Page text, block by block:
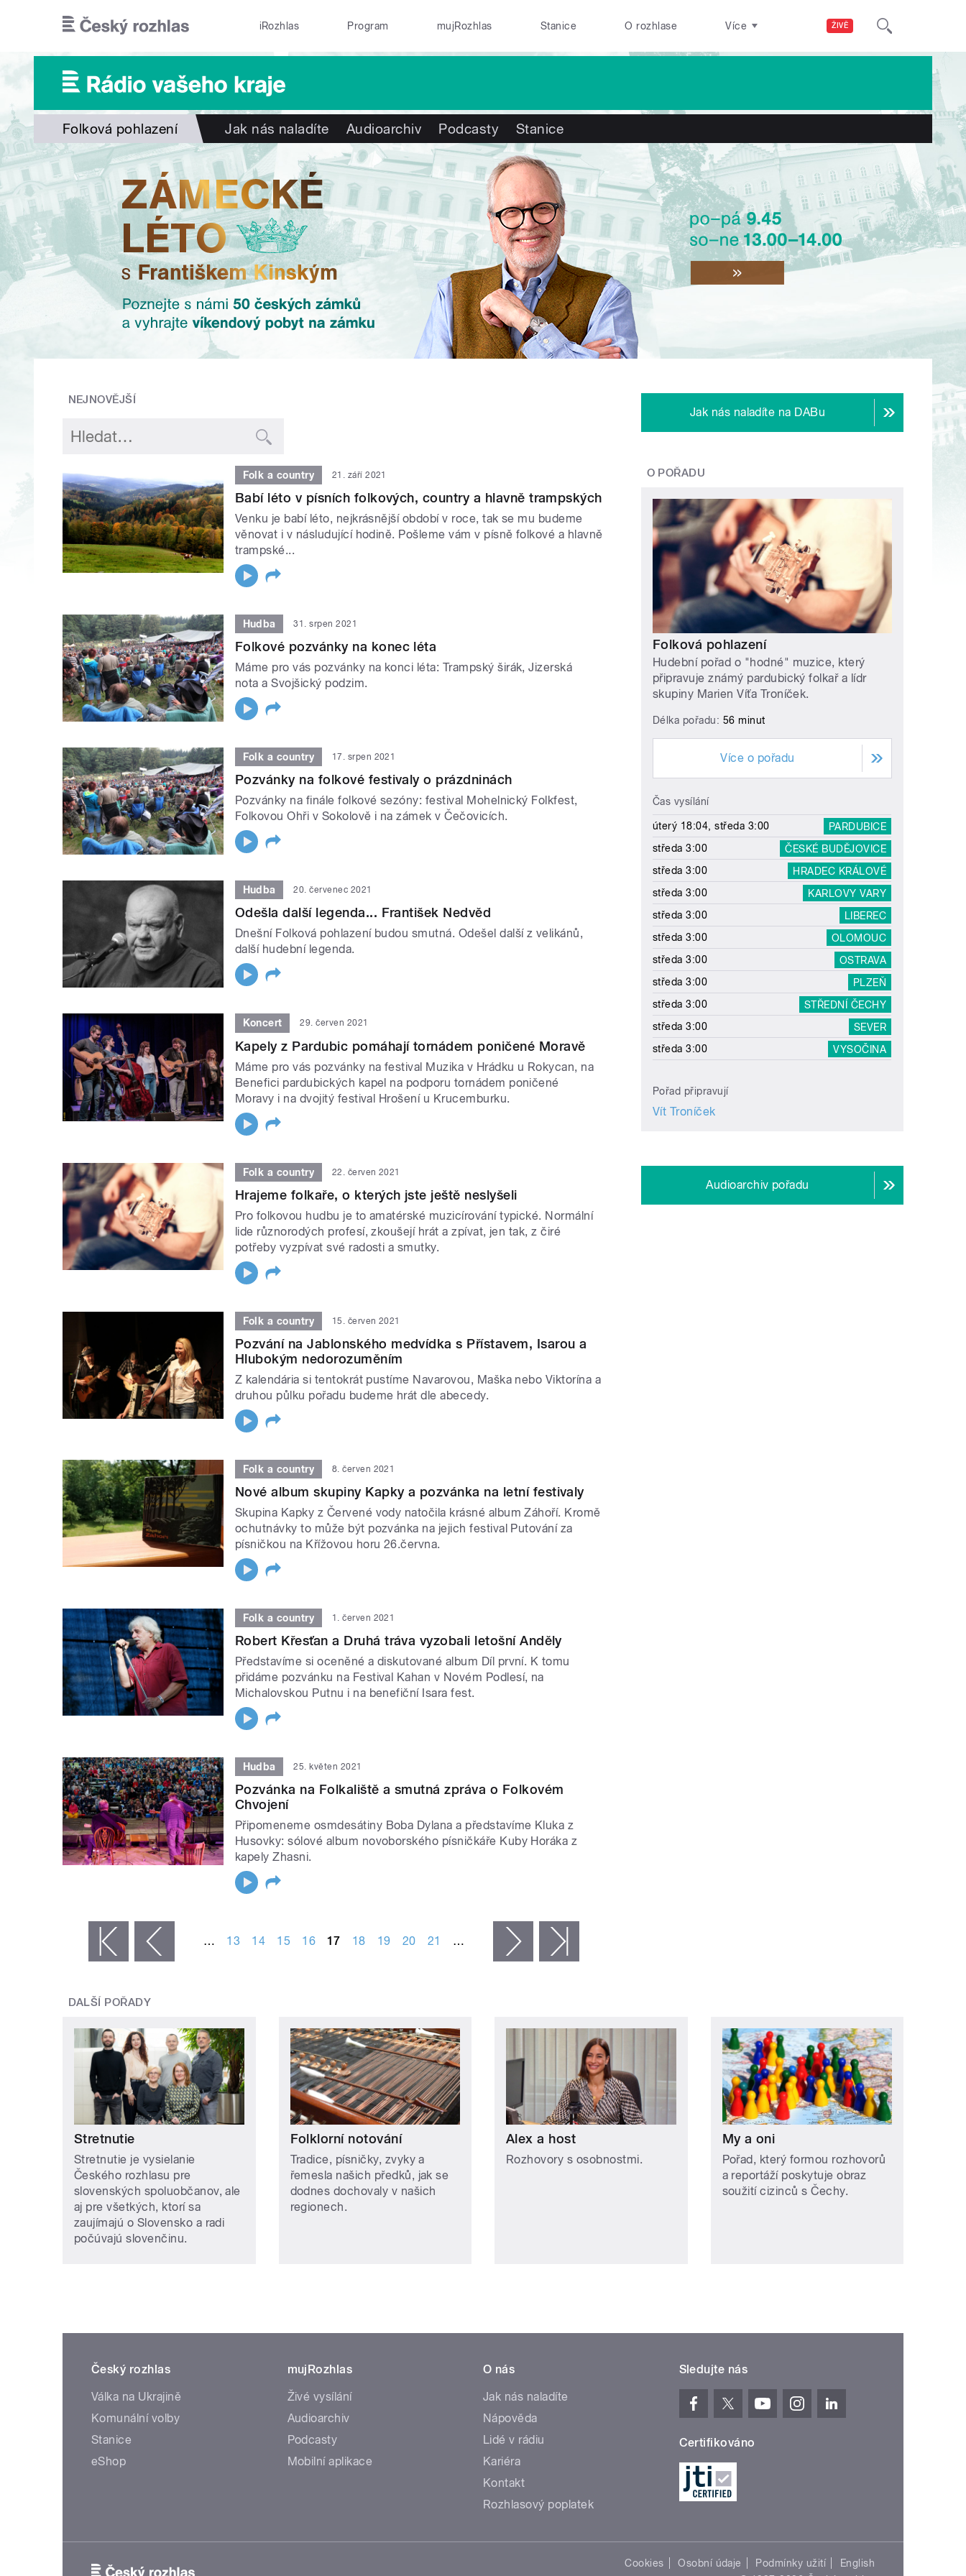
ŽIVĚ
iRozhlas Program mujRozhlas Stanice O rozhlase Více
Folková pohlazení Jak nás naladíte Audioarchiv Podcasty Stanice
NEJNOVĚJŠÍ
Folk a country 21. září 2021
Babí léto v písních folkových, country a hlavně trampských
Venku je babí léto, nejkrásnější období v roce, tak se mu budeme
věnovat i v násludující hodině. Pošleme vám v písně folkové a hlavně
trampské...
Hudba 31. srpen 2021
Folkové pozvánky na konec léta
Máme pro vás pozvánky na konci léta: Trampský širák, Jizerská
nota a Svojšický podzim.
Folk a country 17. srpen 2021
Pozvánky na folkové festivaly o prázdninách
Pozvánky na finále folkové sezóny: festival Mohelnický Folkfest,
Folkovou Ohři v Sokolově i na zámek v Čečovicích.
Hudba 20. červenec 2021
Odešla další legenda... František Nedvěd
Dnešní Folková pohlazení budou smutná. Odešel další z velikánů,
další hudební legenda.
Koncert 29. červen 2021
Kapely z Pardubic pomáhají tornádem poničené Moravě
Máme pro vás pozvánky na festival Muzika v Hrádku u Rokycan, na
Benefici pardubických kapel na podporu tornádem poničené
Moravy i na dvojitý festival Hrošení u Krucemburku.
Folk a country 22. červen 2021
Hrajeme folkaře, o kterých jste ještě neslyšeli
Pro folkovou hudbu je to amatérské muzicírování typické. Normální
lide různorodých profesí, zkoušejí hrát a zpívat, jen tak, z čiré
potřeby vyzpívat své radosti a smutky.
Folk a country 15. červen 2021
Pozvání na Jablonského medvídka s Přístavem, Isarou a
Hlubokým nedorozuměním
Z kalendária si tentokrát pustíme Navarovou, Maška nebo Viktorína a
druhou půlku pořadu budeme hrát dle abecedy.
Folk a country 8. červen 2021
Nové album skupiny Kapky a pozvánka na letní festivaly
Skupina Kapky z Červené vody natočila krásné album Záhoří. Kromě
ochutnávky to může být pozvánka na jejich festival Putování za
písničkou na Křížovou horu 26.června.
Folk a country 1. červen 2021
Robert Křesťan a Druhá tráva vyzobali letošní Anděly
Představíme si oceněné a diskutované album Díl první. K tomu
přidáme pozvánku na Festival Kahan v Novém Podlesí, na
Michalovskou Putnu i na benefiční Isara fest.
Hudba 25. květen 2021
Pozvánka na Folkaliště a smutná zpráva o Folkovém
Chvojení
Připomeneme osmdesátiny Boba Dylana a představíme Kluka z
Husovky: sólové album novoborského písničkáře Kuby Horáka z
kapely Zhasni.
‹ předchozí … 13 14 15 16 17 18 19 20 21 … následující ›
Jak nás naladíte na DABu
O POŘADU
Folková pohlazení
Hudební pořad o "hodné" muzice, který
připravuje známý pardubický folkař a lídr
skupiny Marien Víťa Troníček.
Délka pořadu: 56 minut
Více o pořadu
Čas vysílání
úterý 18:04, středa 3:00
PARDUBICE
středa 3:00
ČESKÉ BUDĚJOVICE
středa 3:00
HRADEC KRÁLOVÉ
středa 3:00
KARLOVY VARY
středa 3:00
LIBEREC
středa 3:00
OLOMOUC
středa 3:00
OSTRAVA
středa 3:00
PLZEŇ
středa 3:00
STŘEDNÍ ČECHY
středa 3:00
SEVER
středa 3:00
VYSOČINA
Pořad připravují
Vít Troníček
Audioarchiv pořadu
DALŠÍ POŘADY
Stretnutie
Stretnutie je vysielanie
Českého rozhlasu pre
slovenských spoluobčanov, ale
aj pre všetkých, ktorí sa
zaujímajú o Slovensko a radi
počúvajú slovenčinu.
Folklorní notování
Tradice, písničky, zvyky a
řemesla našich předků, jak se
dodnes dochovaly v našich
regionech.
Alex a host
Rozhovory s osobnostmi.
My a oni
Pořad, který formou rozhovorů
a reportáží poskytuje obraz
soužití cizinců s Čechy.
Český rozhlas
Válka na Ukrajině
Komunální volby
Stanice
eShop
mujRozhlas
Živé vysílání
Audioarchiv
Podcasty
Mobilní aplikace
O nás
Jak nás naladíte
Nápověda
Lidé v rádiu
Kariéra
Kontakt
Rozhlasový poplatek
Sledujte nás
Certifikováno
Cookies Osobní údaje Podmínky užití
English